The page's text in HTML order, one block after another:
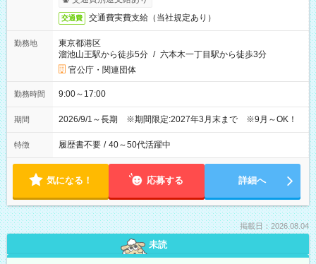
交通費 交通費実費支給（当社規定あり）
勤務地
東京都港区
溜池山王駅から徒歩5分 / 六本木一丁目駅から徒歩3分
官公庁・関連団体
勤務時間 9:00～17:00
期間 2026/9/1～長期 ※期間限定:2027年3月末まで ※9月～OK！
特徴 履歴書不要 / 40～50代活躍中
気になる！ 応募する 詳細へ
掲載日：2026.08.04
未読